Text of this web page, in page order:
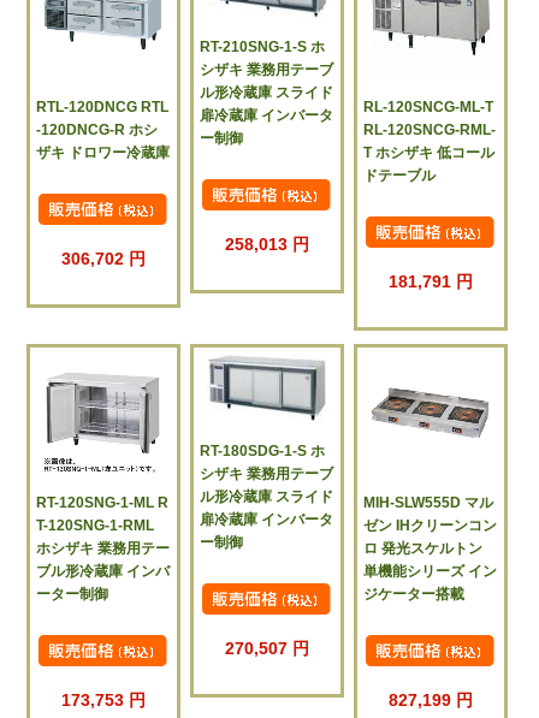
RTL-120DNCG RTL
-120DNCG-R ホシ
ザキ ドロワー冷蔵庫
306,702 円
RT-210SNG-1-S ホ
シザキ 業務用テーブ
ル形冷蔵庫 スライド
扉冷蔵庫 インバータ
ー制御
258,013 円
RL-120SNCG-ML-T
RL-120SNCG-RML-
T ホシザキ 低コール
ドテーブル
181,791 円
RT-120SNG-1-ML R
T-120SNG-1-RML
ホシザキ 業務用テー
ブル形冷蔵庫 インバ
ーター制御
173,753 円
RT-180SDG-1-S ホ
シザキ 業務用テーブ
ル形冷蔵庫 スライド
扉冷蔵庫 インバータ
ー制御
270,507 円
MIH-SLW555D マル
ゼン IHクリーンコン
ロ 発光スケルトン
単機能シリーズ イン
ジケーター搭載
827,199 円